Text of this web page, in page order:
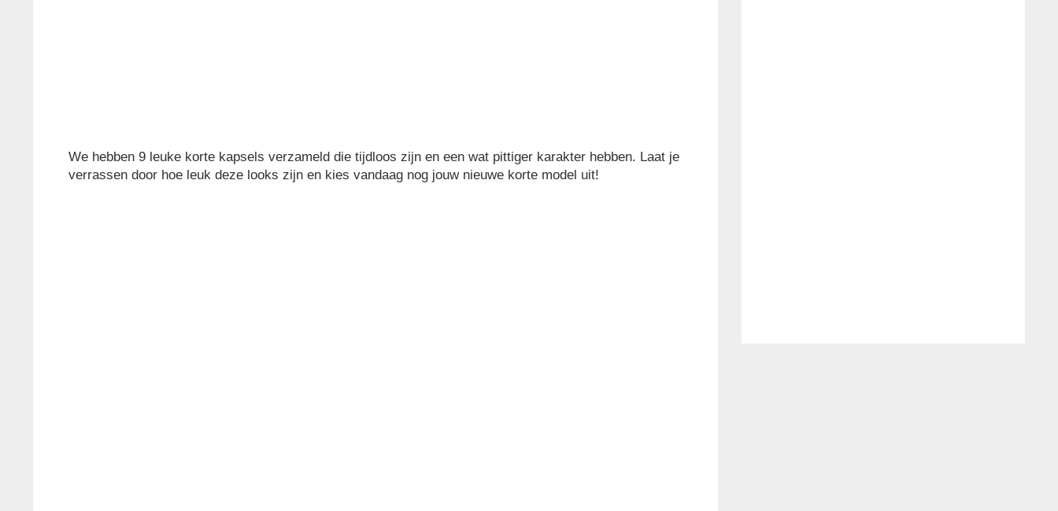
We hebben 9 leuke korte kapsels verzameld die tijdloos zijn en een wat pittiger karakter hebben. Laat je
verrassen door hoe leuk deze looks zijn en kies vandaag nog jouw nieuwe korte model uit!